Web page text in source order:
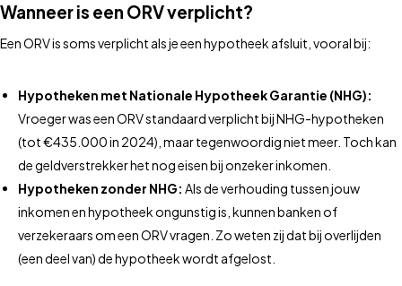
Wanneer is een ORV verplicht?
Een ORV is soms verplicht als je een hypotheek afsluit, vooral bij:
Hypotheken met Nationale Hypotheek Garantie (NHG):
Vroeger was een ORV standaard verplicht bij NHG-hypotheken
(tot €435.000 in 2024), maar tegenwoordig niet meer. Toch kan
de geldverstrekker het nog eisen bij onzeker inkomen.
Hypotheken zonder NHG: Als de verhouding tussen jouw
inkomen en hypotheek ongunstig is, kunnen banken of
verzekeraars om een ORV vragen. Zo weten zij dat bij overlijden
(een deel van) de hypotheek wordt afgelost.